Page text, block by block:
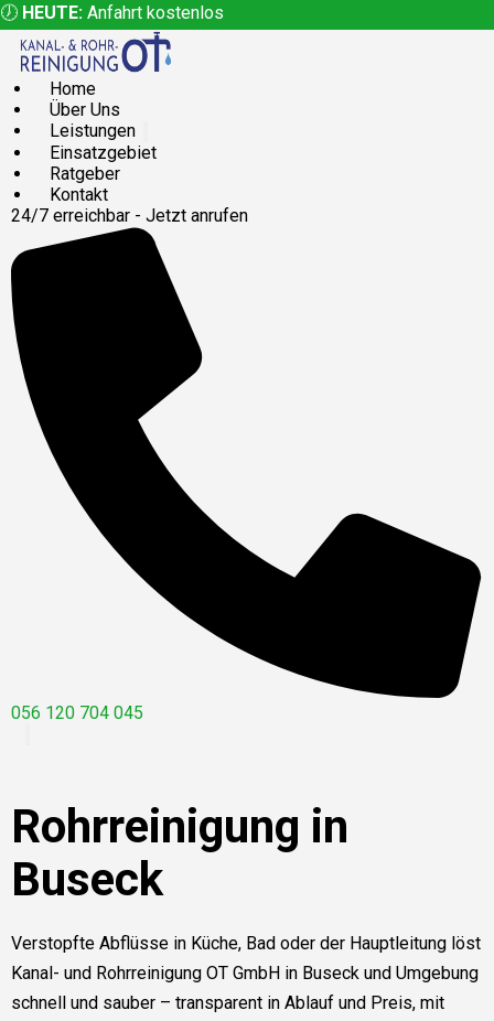
🕖 HEUTE: Anfahrt kostenlos
Home
Über Uns
Leistungen
Einsatzgebiet
Ratgeber
Kontakt
24/7 erreichbar - Jetzt anrufen
056 120 704 045
Rohrreinigung in
Buseck
Verstopfte Abflüsse in Küche, Bad oder der Hauptleitung löst
Kanal- und Rohrreinigung OT GmbH in Buseck und Umgebung
schnell und sauber – transparent in Ablauf und Preis, mit